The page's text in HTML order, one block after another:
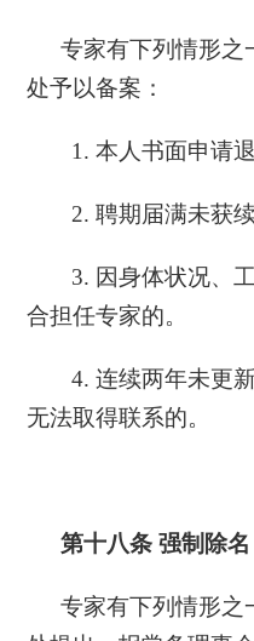
专家有下列情形之
处予以备案：
1. 本人书面申请退
2. 聘期届满未获
3. 因身体状况、
合担任专家的。
4. 连续两年未更
无法取得联系的。
第十八条 强制除名
专家有下列情形之